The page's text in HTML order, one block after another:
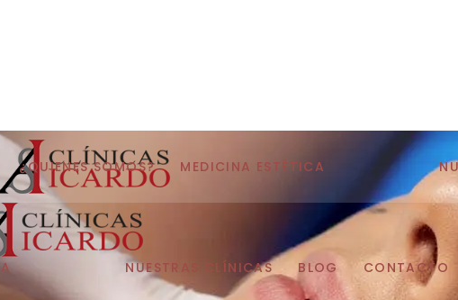
¿QUIENES SOMOS? MEDICINA ESTÉTICA
NUESTRAS CLÍNICAS BLOG
CONTACTO